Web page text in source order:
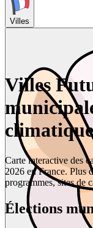
Villes
Villes
Carte interactive des
2026 en France. Plus
programmes, sites de
Élections